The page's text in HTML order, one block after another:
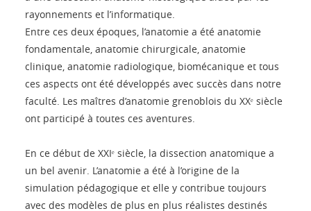
rayonnements et l’informatique.
Entre ces deux époques, l’anatomie a été anatomie
fondamentale, anatomie chirurgicale, anatomie
clinique, anatomie radiologique, biomécanique et tous
ces aspects ont été développés avec succès dans notre
faculté. Les maîtres d’anatomie grenoblois du XXᵉ siècle
ont participé à toutes ces aventures.
En ce début de XXIᵉ siècle, la dissection anatomique a
un bel avenir. L’anatomie a été à l’origine de la
simulation pédagogique et elle y contribue toujours
avec des modèles de plus en plus réalistes destinés